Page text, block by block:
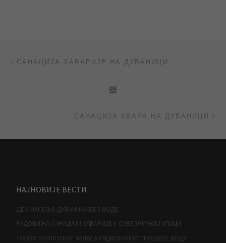
Post navigation
САНАЦИЈА ХАВАРИЈЕ НА ДУВАНИЦИ
САНАЦИЈА КВАРА НА ДУВАНИЦИ
НАЈНОВИЈЕ ВЕСТИ
ДЕО НАСЕЉА ДУВАНИКА БЕЗ ВОДЕ
РАДОВИ НА САНАЦИЈИ ХАВАРИЈЕ У САВЕЗНИЧКОЈ УЛИЦИ
ТОКОМ ТОПЛОТНОГ ТАЛАСА РАЦИОНАЛНО ТРОШИТЕ ВОДУ